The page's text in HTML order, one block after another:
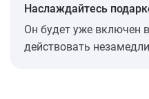
Наслаждайтесь
Он будет уже включен
действовать